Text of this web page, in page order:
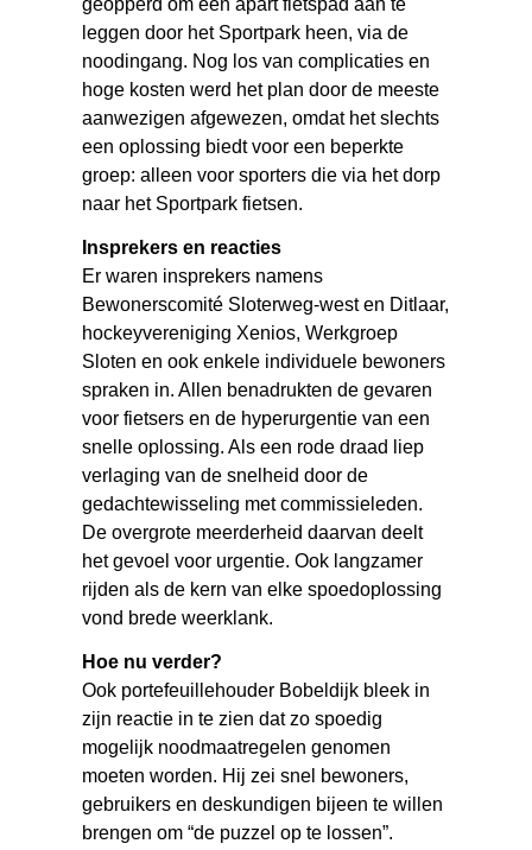
geopperd om een apart fietspad aan te
leggen door het Sportpark heen, via de
noodingang. Nog los van complicaties en
hoge kosten werd het plan door de meeste
aanwezigen afgewezen, omdat het slechts
een oplossing biedt voor een beperkte
groep: alleen voor sporters die via het dorp
naar het Sportpark fietsen.
Insprekers en reacties
Er waren insprekers namens
Bewonerscomité Sloterweg-west en Ditlaar,
hockeyvereniging Xenios, Werkgroep
Sloten en ook enkele individuele bewoners
spraken in. Allen benadrukten de gevaren
voor fietsers en de hyperurgentie van een
snelle oplossing. Als een rode draad liep
verlaging van de snelheid door de
gedachtewisseling met commissieleden.
De overgrote meerderheid daarvan deelt
het gevoel voor urgentie. Ook langzamer
rijden als de kern van elke spoedoplossing
vond brede weerklank.
Hoe nu verder?
Ook portefeuillehouder Bobeldijk bleek in
zijn reactie in te zien dat zo spoedig
mogelijk noodmaatregelen genomen
moeten worden. Hij zei snel bewoners,
gebruikers en deskundigen bijeen te willen
brengen om “de puzzel op te lossen”.